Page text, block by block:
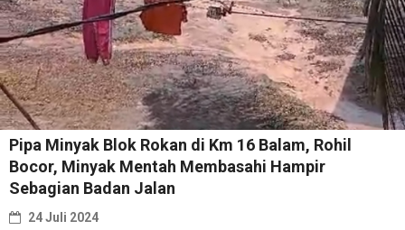
Pipa Minyak Blok Rokan di Km 16 Balam, Rohil
Bocor, Minyak Mentah Membasahi Hampir
Sebagian Badan Jalan
24 Juli 2024